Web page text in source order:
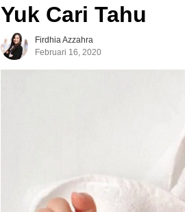
Yuk Cari Tahu
Firdhia Azzahra
Februari 16, 2020